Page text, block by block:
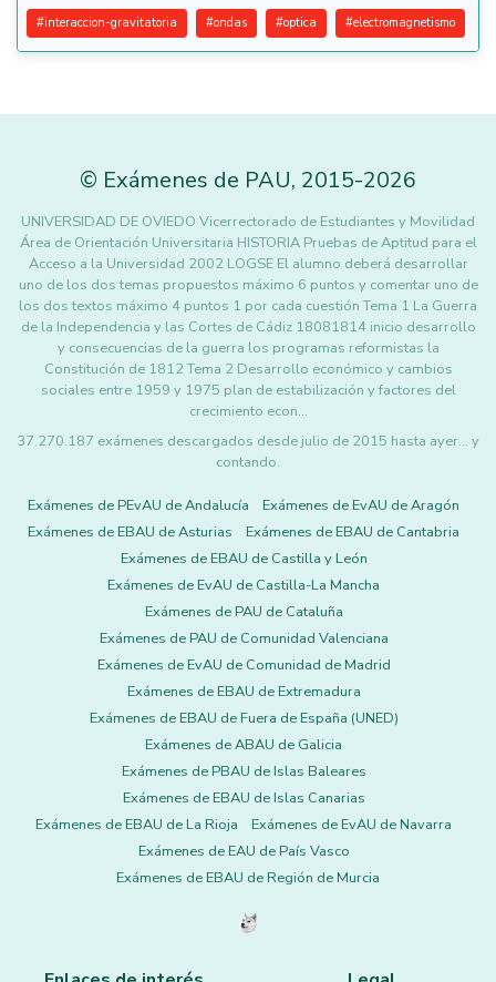
#interaccion-gravitatoria #ondas #optica #electromagnetismo
© Exámenes de PAU, 2015-2026
UNIVERSIDAD DE OVIEDO Vicerrectorado de Estudiantes y Movilidad
Área de Orientación Universitaria HISTORIA Pruebas de Aptitud para el
Acceso a la Universidad 2002 LOGSE El alumno deberá desarrollar
uno de los dos temas propuestos máximo 6 puntos y comentar uno de
los dos textos máximo 4 puntos 1 por cada cuestión Tema 1 La Guerra
de la Independencia y las Cortes de Cádiz 18081814 inicio desarrollo
y consecuencias de la guerra los programas reformistas la
Constitución de 1812 Tema 2 Desarrollo económico y cambios
sociales entre 1959 y 1975 plan de estabilización y factores del
crecimiento econ…
37.270.187 exámenes descargados desde julio de 2015 hasta ayer... y
contando.
Exámenes de PEvAU de Andalucía
Exámenes de EvAU de Aragón
Exámenes de EBAU de Asturias
Exámenes de EBAU de Cantabria
Exámenes de EBAU de Castilla y León
Exámenes de EvAU de Castilla-La Mancha
Exámenes de PAU de Cataluña
Exámenes de PAU de Comunidad Valenciana
Exámenes de EvAU de Comunidad de Madrid
Exámenes de EBAU de Extremadura
Exámenes de EBAU de Fuera de España (UNED)
Exámenes de ABAU de Galicia
Exámenes de PBAU de Islas Baleares
Exámenes de EBAU de Islas Canarias
Exámenes de EBAU de La Rioja
Exámenes de EvAU de Navarra
Exámenes de EAU de País Vasco
Exámenes de EBAU de Región de Murcia